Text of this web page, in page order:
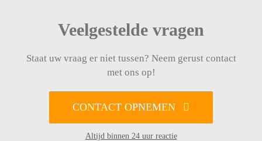
Veelgestelde vragen
Staat uw vraag er niet tussen? Neem gerust contact
met ons op!
CONTACT OPNEMEN
Altijd binnen 24 uur reactie